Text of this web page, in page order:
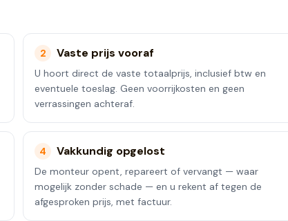
2 Vaste prijs vooraf
U hoort direct de vaste totaalprijs, inclusief btw en
eventuele toeslag. Geen voorrijkosten en geen
verrassingen achteraf.
4 Vakkundig opgelost
De monteur opent, repareert of vervangt — waar
mogelijk zonder schade — en u rekent af tegen de
afgesproken prijs, met factuur.